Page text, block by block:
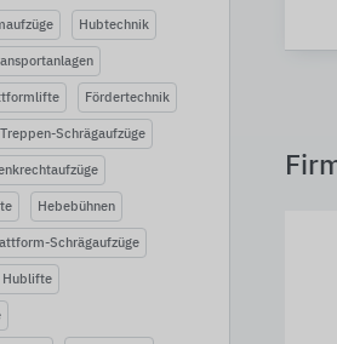
Hubtechnik
Fördertechnik
Treppen-Schrägaufzüge
Hebebühnen
Schrägaufzüge
Hublifte